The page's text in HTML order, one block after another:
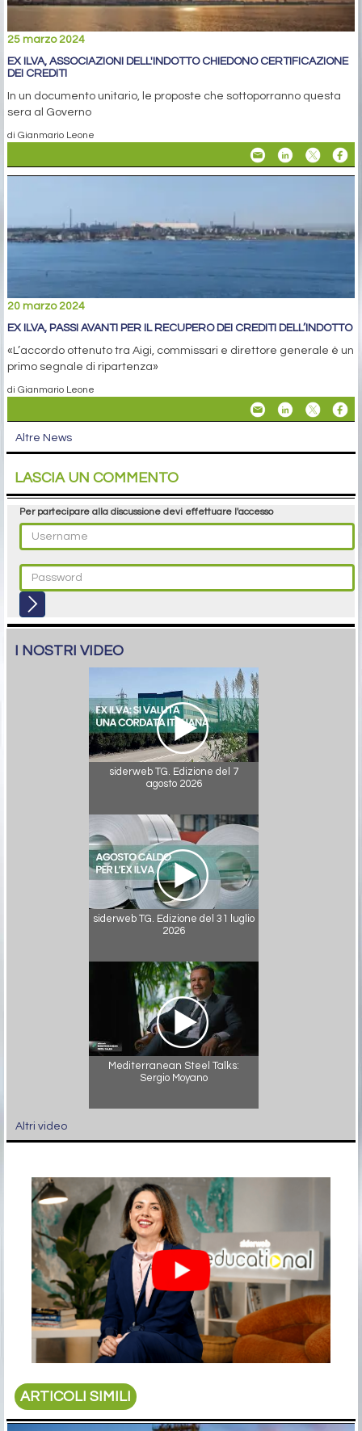
25 marzo 2024
EX ILVA, ASSOCIAZIONI DELL'INDOTTO CHIEDONO CERTIFICAZIONE
DEI CREDITI
In un documento unitario, le proposte che sottoporranno questa
sera al Governo
di Gianmario Leone
20 marzo 2024
EX ILVA, PASSI AVANTI PER IL RECUPERO DEI CREDITI DELL’INDOTTO
«L’accordo ottenuto tra Aigi, commissari e direttore generale è un
primo segnale di ripartenza»
di Gianmario Leone
Altre News
LASCIA UN COMMENTO
Per partecipare alla discussione devi effettuare l'accesso
I NOSTRI VIDEO
siderweb TG. Edizione del 7
agosto 2026
siderweb TG. Edizione del 31 luglio
2026
Mediterranean Steel Talks:
Sergio Moyano
Altri video
ARTICOLI SIMILI